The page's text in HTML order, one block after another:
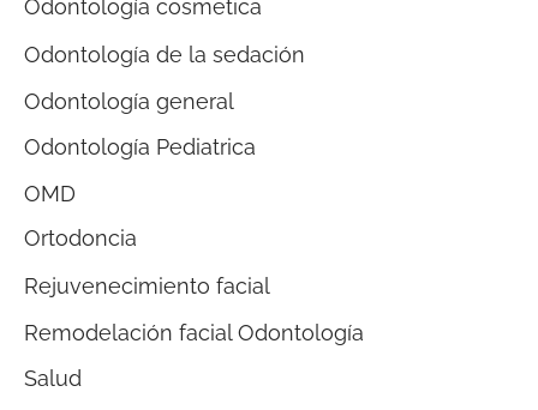
Odontología cosmetica
Odontología de la sedación
Odontología general
Odontología Pediatrica
OMD
Ortodoncia
Rejuvenecimiento facial
Remodelación facial Odontología
Salud